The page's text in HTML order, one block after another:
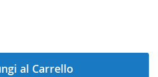
al Carrello